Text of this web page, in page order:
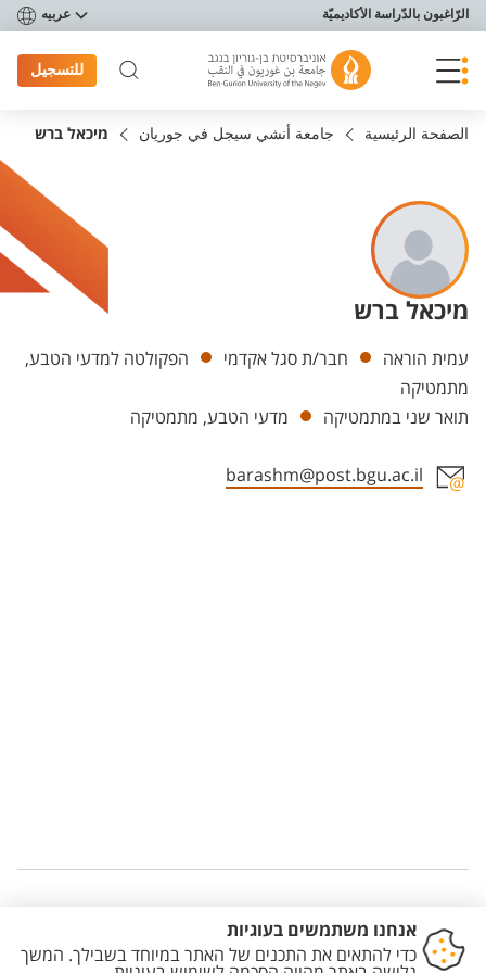
תפריט נגישות
الرّاغبون بالدّراسة الأكاديميّة عربيه
للتسجيل
الصفحة الرئيسية جامعة أنشي سيجل في جوريان מיכאל ברש
מיכאל ברש
Departments
עמית הוראה חבר/ת סגל אקדמי
הפקולטה למדעי הטבע,
מתמטיקה
תואר שני במתמטיקה
מדעי הטבע, מתמטיקה
barashm@post.bgu.ac.il